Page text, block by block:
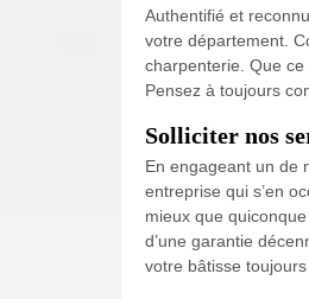
Authentifié et
votre département.
charpenterie. Que ce
Pensez à toujours
Solliciter nos
En engageant un de
entreprise qui s’en
mieux que
d’une garantie
votre bâtisse